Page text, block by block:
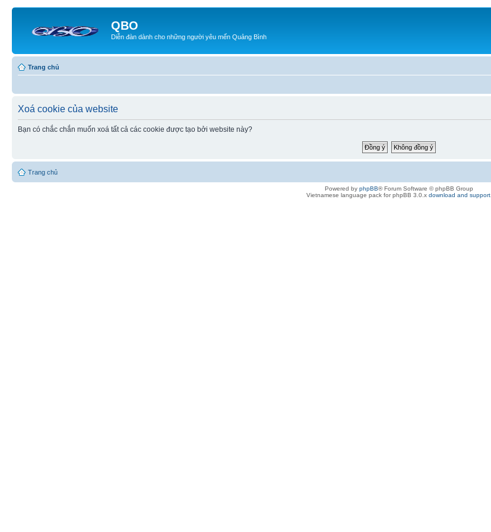
QBO
Diễn đàn dành cho những người yêu mến Quảng Bình
Trang chủ
Xoá cookie của website
Bạn có chắc chắn muốn xoá tất cả các cookie được tạo bởi website này?
Trang chủ
Powered by phpBB® Forum Software © phpBB Group
Vietnamese language pack for phpBB 3.0.x download and support.